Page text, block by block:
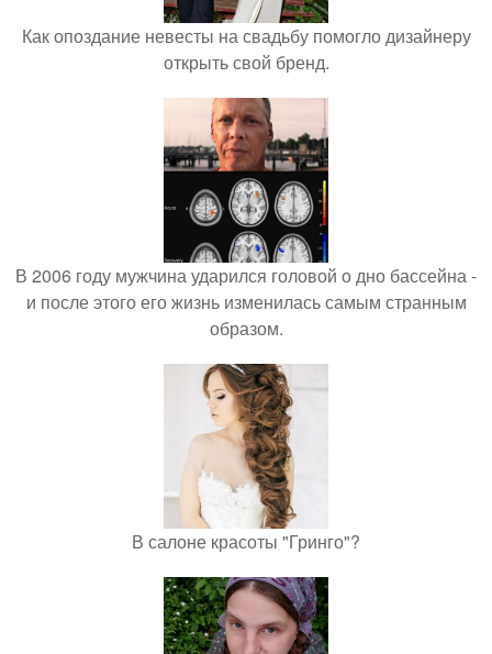
Как опоздание невесты на свадьбу помогло дизайнеру
открыть свой бренд.
В 2006 году мужчина ударился головой о дно бассейна -
и после этого его жизнь изменилась самым странным
образом.
В салоне красоты "Гринго"?